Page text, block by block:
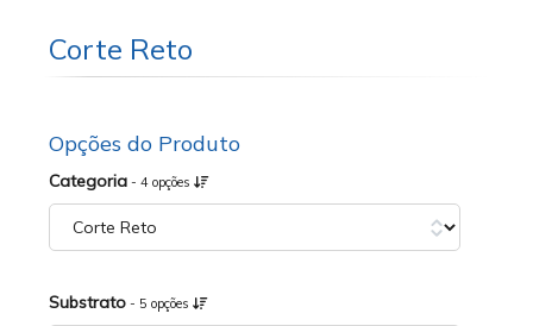
Corte Reto
Opções do Produto
Categoria - 4 opções
Substrato - 5 opções